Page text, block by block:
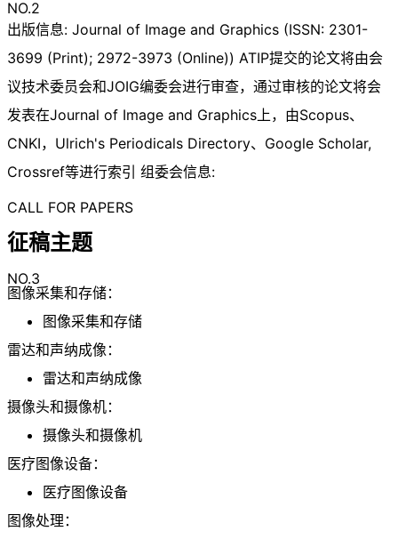
NO.2
出版信息: Journal of Image and Graphics (ISSN: 2301-
3699 (Print); 2972-3973 (Online)) ATIP提交的论文将由会
议技术委员会和JOIG编委会进行审查，通过审核的论文将会
发表在Journal of Image and Graphics上，由Scopus、
CNKI，Ulrich's Periodicals Directory、Google Scholar,
Crossref等进行索引 组委会信息:
CALL FOR PAPERS
征稿主题
NO.3
图像采集和存储：
图像采集和存储
雷达和声纳成像：
雷达和声纳成像
摄像头和摄像机：
摄像头和摄像机
医疗图像设备：
医疗图像设备
图像处理：